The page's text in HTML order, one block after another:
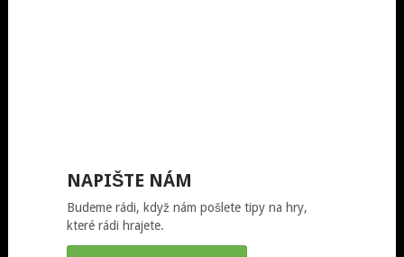
NAPIŠTE NÁM
Budeme rádi, když nám pošlete tipy na hry,
které rádi hrajete.